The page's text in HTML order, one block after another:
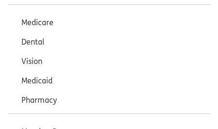
Medicare
Dental
Vision
Medicaid
Pharmacy